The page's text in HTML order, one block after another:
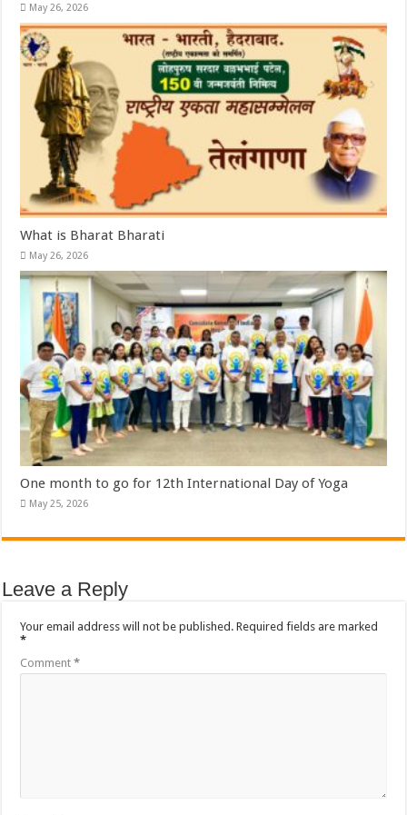
May 26, 2026
What is Bharat Bharati
May 26, 2026
One month to go for 12th International Day of Yoga
May 25, 2026
Leave a Reply
Your email address will not be published. Required fields are marked
*
Comment*